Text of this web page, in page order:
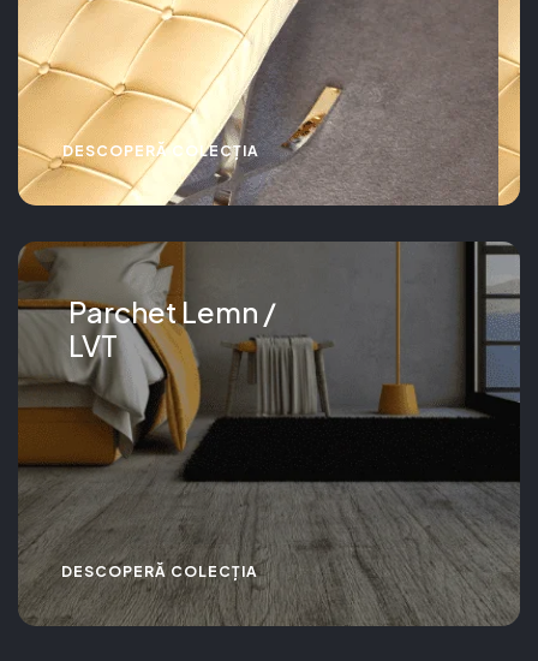
DESCOPERĂ COLECȚIA
Parchet Lemn /
LVT
DESCOPERĂ COLECȚIA